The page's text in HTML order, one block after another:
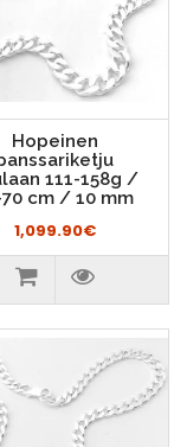
Hopeinen
111-158g /
cm / 10 mm
1,099.90€